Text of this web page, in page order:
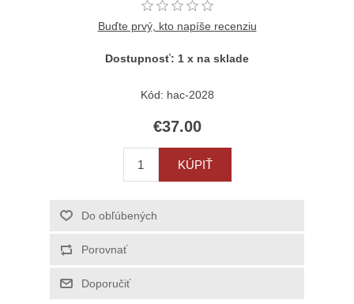
Buďte prvý, kto napíše recenziu
Dostupnosť: 1 x na sklade
Kód: hac-2028
€37.00